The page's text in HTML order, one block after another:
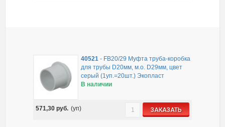
40521- FB20/29 Муфта труба-коробка
для трубы D20мм, м.о. D29мм, цвет
серый (1уп.=20шт.) Экопласт
В наличии
571,30 руб. (уп) ЗАКАЗАТЬ